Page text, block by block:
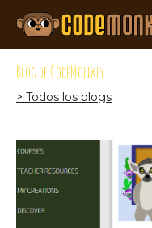
Blog de CodeMonkey
> Todos los blogs